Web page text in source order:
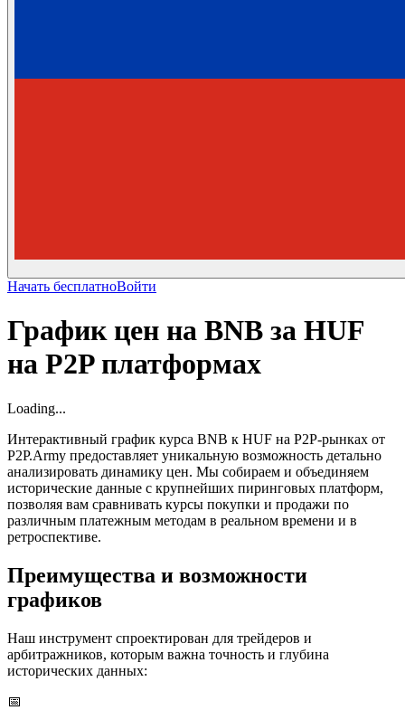
Начать бесплатноВойти
График цен на BNB за HUF
на P2P платформах
Loading...
Интерактивный график курса BNB к HUF на P2P-рынках от
P2P.Army предоставляет уникальную возможность детально
анализировать динамику цен. Мы собираем и объединяем
исторические данные с крупнейших пиринговых платформ,
позволяя вам сравнивать курсы покупки и продажи по
различным платежным методам в реальном времени и в
ретроспективе.
Преимущества и возможности
графиков
Наш инструмент спроектирован для трейдеров и
арбитражников, которым важна точность и глубина
исторических данных:
📅